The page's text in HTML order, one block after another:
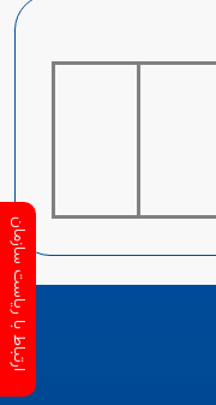
ارتباط با ریاست سازمان